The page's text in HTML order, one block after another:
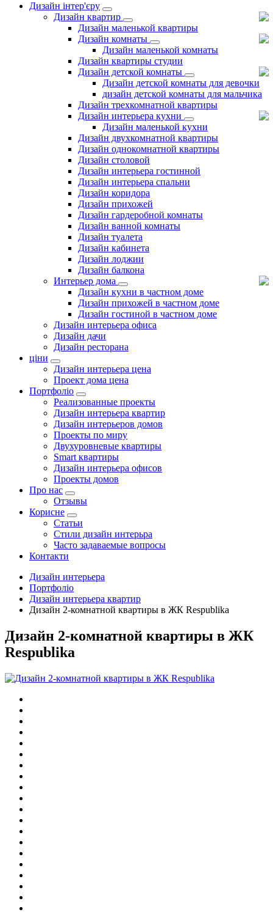
Дизайн інтер'єру
Дизайн квартир
Дизайн маленькой квартиры
Дизайн комнаты
Дизайн маленькой комнаты
Дизайн квартиры студии
Дизайн детской комнаты
Дизайн детской комнаты для девочки
дизайн детской комнаты для мальчика
Дизайн трехкомнатной квартиры
Дизайн интерьера кухни
Дизайн маленькой кухни
Дизайн двухкомнатной квартиры
Дизайн однокомнатной квартиры
Дизайн столовой
Дизайн интерьера гостинной
Дизайн интерьера спальни
Дизайн коридора
Дизайн прихожей
Дизайн гардеробной комнаты
Дизайн ванной комнаты
Дизайн туалета
Дизайн кабинета
Дизайн лоджии
Дизайн балкона
Интерьер дома
Дизайн кухни в частном доме
Дизайн прихожей в частном доме
Дизайн гостиной в частном доме
Дизайн интерьера офиса
Дизайн дачи
Дизайн ресторана
ціни
Дизайн интерьера цена
Проект дома цена
Портфоліо
Реализованные проекты
Дизайн интерьера квартир
Дизайн интерьеров домов
Проекты по миру
Двухуровневые квартиры
Smart квартиры
Дизайн интерьера офисов
Проекты домов
Про нас
Отзывы
Корисне
Статьи
Cтили дизайн интерьра
Часто задаваемые вопросы
Контакти
Дизайн интерьера
Портфоліо
Дизайн интерьера квартир
Дизайн 2-комнатной квартиры в ЖК Respublika
Дизайн 2-комнатной квартиры в ЖК
Respublika